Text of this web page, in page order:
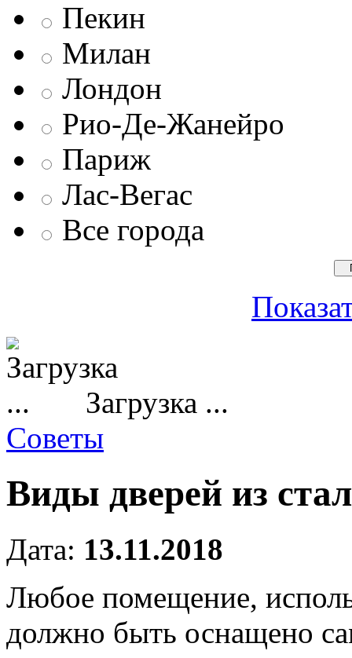
Пекин
Милан
Лондон
Рио-Де-Жанейро
Париж
Лас-Вегас
Все города
Загрузка ...
Советы
Виды дверей из
Дата: 13.11.2018
Любое помещение,
должно быть оснащено